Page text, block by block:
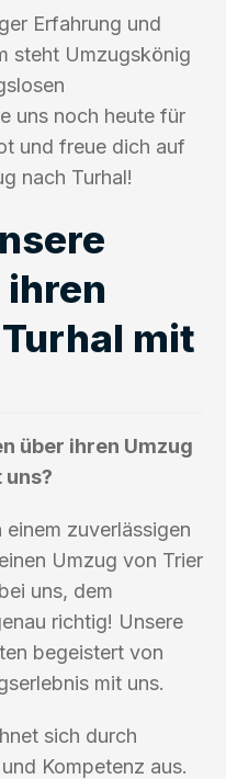
Erfahrung und
steht Umzugskönig
uns noch heute für
und freue dich auf
nach Turhal!
ihren
mit
über ihren Umzug
zuverlässigen
Umzug von Trier
uns, dem
richtig! Unsere
begeistert von
mit uns.
sich durch
Kompetenz aus.